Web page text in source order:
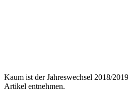
Kaum ist der Jahreswechsel 2018/
Artikel entnehmen.